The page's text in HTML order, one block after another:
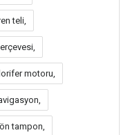
teli,
motoru,
tampon,